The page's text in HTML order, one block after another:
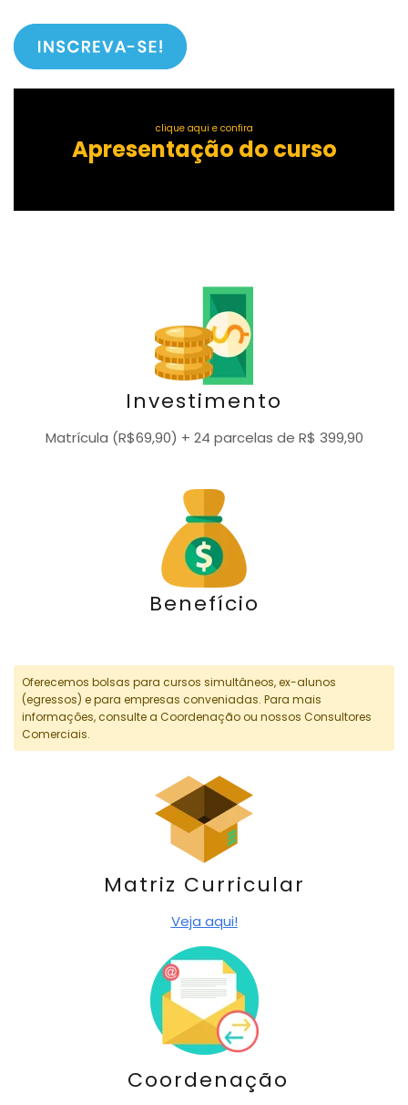
clique aqui e confira
Apresentação do curso
Investimento
Matrícula (R$69,90) + 24 parcelas de R$ 399,90
Benefício
Oferecemos bolsas para cursos simultâneos, ex-alunos
(egressos) e para empresas conveniadas. Para mais
informações, consulte a Coordenação ou nossos Consultores
Comerciais.
Matriz Curricular
Veja aqui!
Coordenação